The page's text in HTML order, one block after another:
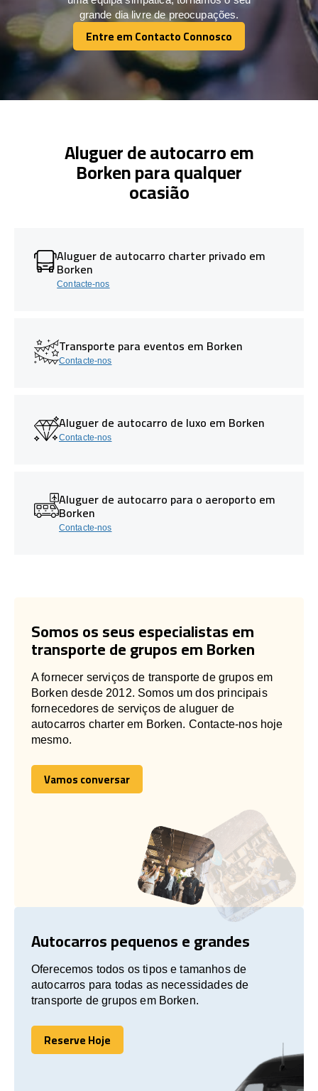
grande dia livre de preocupações.
Entre em Contacto Connosco
Entre em Contacto Connosco
Aluguer de autocarro em
Borken para qualquer
ocasião
Aluguer de autocarro charter privado em
Borken
Contacte-nos
Transporte para eventos em Borken
Contacte-nos
Aluguer de autocarro de luxo em Borken
Contacte-nos
Aluguer de autocarro para o aeroporto em
Borken
Contacte-nos
Somos os seus especialistas em
transporte de grupos em Borken
A fornecer serviços de transporte de grupos em
Borken desde 2012. Somos um dos principais
fornecedores de serviços de aluguer de
autocarros charter em Borken. Contacte-nos hoje
mesmo.
Vamos conversar
Vamos conversar
Autocarros pequenos e grandes
Oferecemos todos os tipos e tamanhos de
autocarros para todas as necessidades de
transporte de grupos em Borken.
Reserve Hoje
Reserve Hoje